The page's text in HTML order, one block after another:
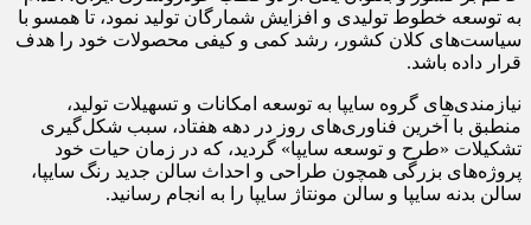
به توسعه خطوط تولیدی و افزایش شمارگان تولید نمود، تا همسو با
سیاست‌های کلان کشور، رشد کمی و کیفی محصولات خود را هدف
قرار داده باشد.
نیازمندی‌های گروه سایپا به توسعه ‌امکانات و تسهیلات تولید،
منطبق با آخرین فناوری‌های روز در دهه هفتاد، سبب شکل‌گیری
تشکیلات «طرح و توسعه سایپا» گردید، که در زمان حیات خود
پروژه‌های بزرگی همچون طراحی و احداث سالن جدید رنگ سایپا،
سالن بدنه سایپا و سالن مونتاژ سایپا را به انجام رسانید.